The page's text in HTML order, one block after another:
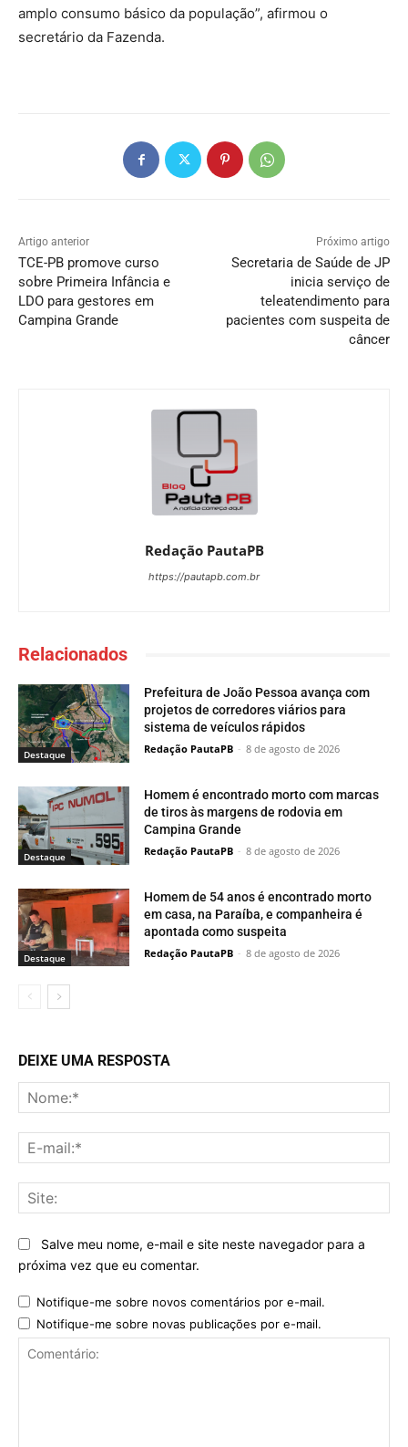
amplo consumo básico da população”, afirmou o
secretário da Fazenda.
Artigo anterior
TCE-PB promove curso
sobre Primeira Infância e
LDO para gestores em
Campina Grande
Próximo artigo
Secretaria de Saúde de JP
inicia serviço de
teleatendimento para
pacientes com suspeita de
câncer
Redação PautaPB
https://pautapb.com.br
Relacionados
Destaque
Prefeitura de João Pessoa avança com
projetos de corredores viários para
sistema de veículos rápidos
Redação PautaPB - 8 de agosto de 2026
Destaque
Homem é encontrado morto com marcas
de tiros às margens de rodovia em
Campina Grande
Redação PautaPB - 8 de agosto de 2026
Destaque
Homem de 54 anos é encontrado morto
em casa, na Paraíba, e companheira é
apontada como suspeita
Redação PautaPB - 8 de agosto de 2026
DEIXE UMA RESPOSTA
Salve meu nome, e-mail e site neste navegador para a
próxima vez que eu comentar.
Notifique-me sobre novos comentários por e-mail.
Notifique-me sobre novas publicações por e-mail.